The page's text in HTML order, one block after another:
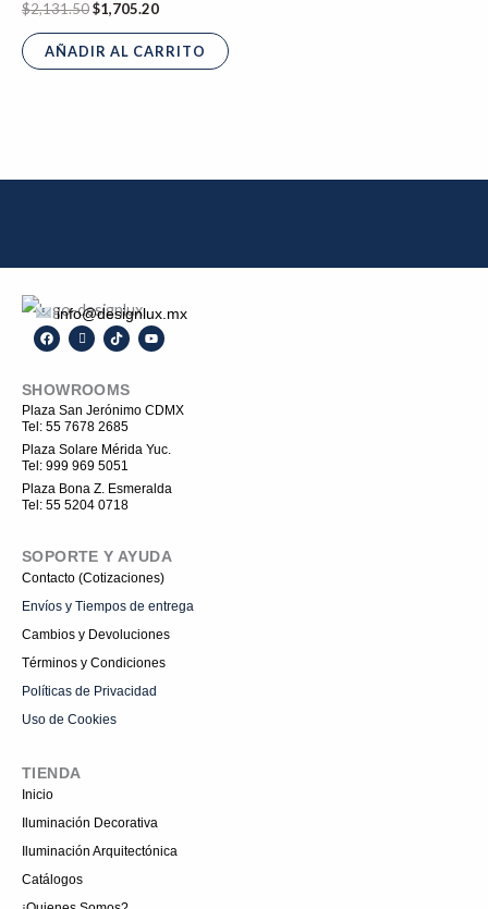
$2,131.50$1,705.20
AÑADIR AL CARRITO
info@designlux.mx
F
a
b
o
o
k
I
c
-
i
n
s
t
a
g
r
a
m
T
i
o
k
Y
o
b
e
SHOWROOMS
Plaza San Jerónimo CDMX
Tel: 55 7678 2685
Plaza Solare Mérida Yuc.
Tel: 999 969 5051
Plaza Bona Z. Esmeralda
Tel: 55 5204 0718
SOPORTE Y AYUDA
Contacto (Cotizaciones)
Envíos y Tiempos de entrega
Cambios y Devoluciones
Términos y Condiciones
Políticas de Privacidad
Uso de Cookies
TIENDA
Inicio
Iluminación Decorativa
Iluminación Arquitectónica
Catálogos